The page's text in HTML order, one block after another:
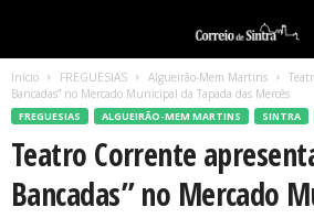
Início FREGUESIAS Algueirão-Mem Martins
Bancadas” no Mercado Municipal da Tapada das Mercês
FREGUESIAS ALGUEIRÃO-MEM MARTINS SINTRA
Teatro Corrente
Bancadas” no Mercado